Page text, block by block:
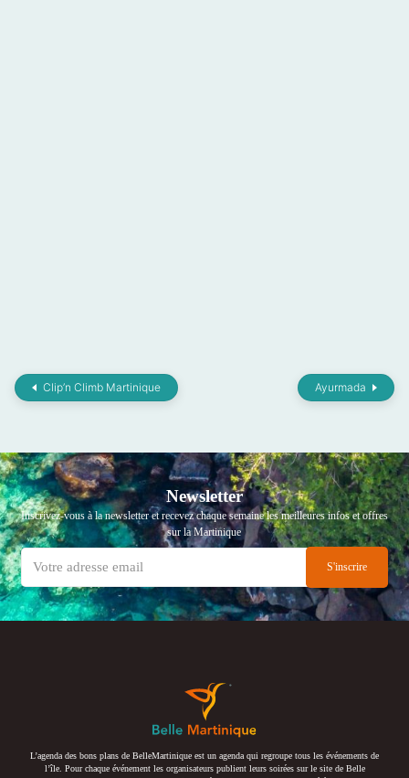
Clip’n Climb Martinique Ayurmada
Newsletter
Inscrivez-vous à la newsletter et recevez chaque semaine les meilleures infos et offres
sur la Martinique
L’agenda des bons plans de BelleMartinique est un agenda qui regroupe tous les événements de
l’île. Pour chaque événement les organisateurs publient leurs soirées sur le site de Belle